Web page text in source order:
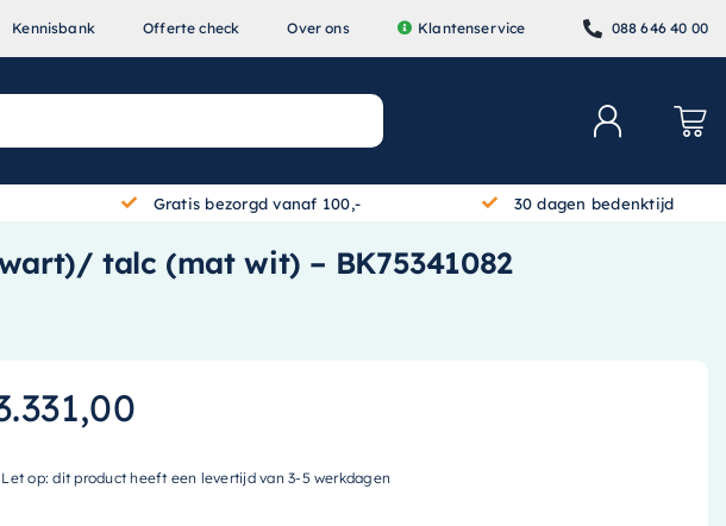
Kennisbank Offerte check Over ons Klantenservice 088 646 40 00
Gratis bezorgd vanaf 100,- 30 dagen bedenktijd
talc (mat wit) – BK75341082
Let op: dit product heeft een levertijd van 3-5 werkdagen